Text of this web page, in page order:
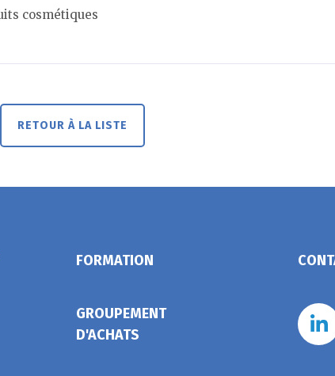
cosmétiques
RETOUR À LA LISTE
FORMATION
GROUPEMENT
D'ACHATS